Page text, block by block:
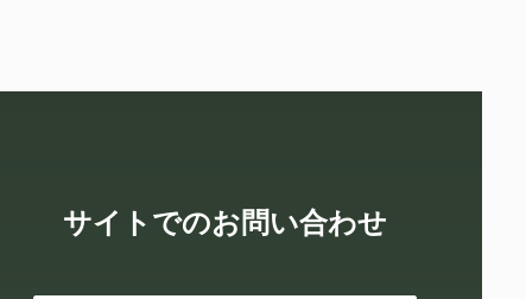
サイトでのお問い合わせ